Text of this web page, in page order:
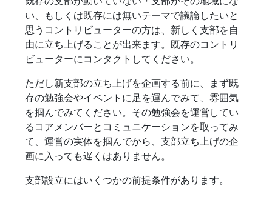
い、もしくは既存には無いテーマで議論したいと
思うコントリビューターの方は、新しく支部を自
由に立ち上げることが出来ます。既存のコントリ
ビューターにコンタクトしてください。
ただし新支部の立ち上げを企画する前に、まず既
存の勉強会やイベントに足を運んでみて、雰囲気
を掴んでみてください。その勉強会を運営してい
るコアメンバーとコミュニケーションを取ってみ
て、運営の実体を掴んでから、支部立ち上げの企
画に入っても遅くはありません。
支部設立にはいくつかの前提条件があります。